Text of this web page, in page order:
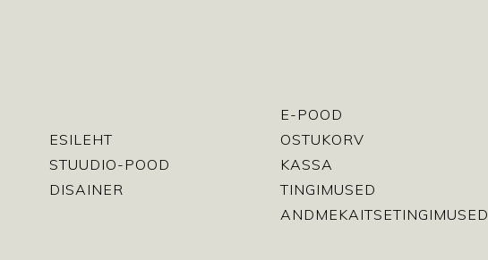
ESILEHT
STUUDIO-POOD
DISAINER
E-POOD
OSTUKORV
KASSA
TINGIMUSED
ANDMEKAITSETINGIMUSED